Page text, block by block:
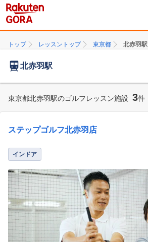
トップ レッスントップ 東京都 北赤羽駅
北赤羽駅
東京都北赤羽駅のゴルフレッスン施設 3件
ステップゴルフ北赤羽店
インドア